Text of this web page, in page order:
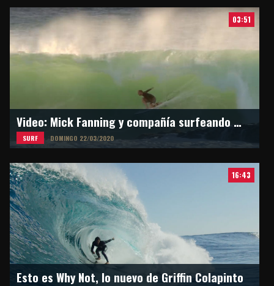
03:51
Video: Mick Fanning y compañía surfeando en Snapper Rocks
SURF DOMINGO 22/03/2020
16:43
Esto es Why Not, lo nuevo de Griffin Colapinto